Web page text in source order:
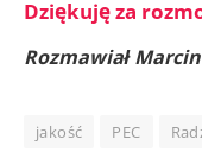
Dziękuję za
Rozmawiał
jakość PEC